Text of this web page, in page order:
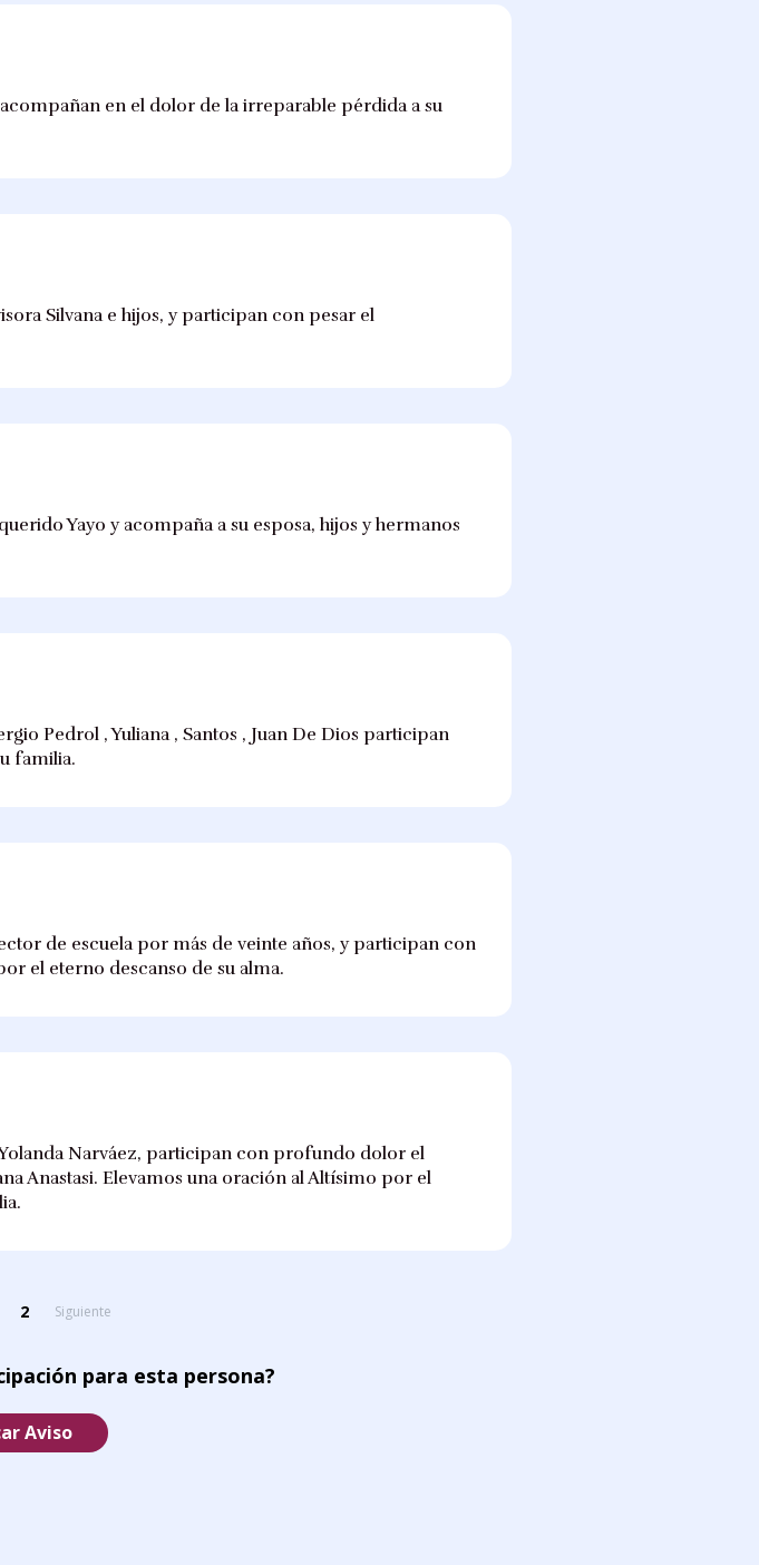
en el dolor de la irreparable pérdida a su
Silvana e hijos, y participan con pesar el
Yayo y acompaña a su esposa, hijos y hermanos
Pedrol , Yuliana , Santos , Juan De Dios participan
familia.
de escuela por más de veinte años, y participan con
el eterno descanso de su alma.
Narváez, participan con profundo dolor el
Anastasi. Elevamos una oración al Altísimo por el
2 Siguiente
para esta persona?
Aviso